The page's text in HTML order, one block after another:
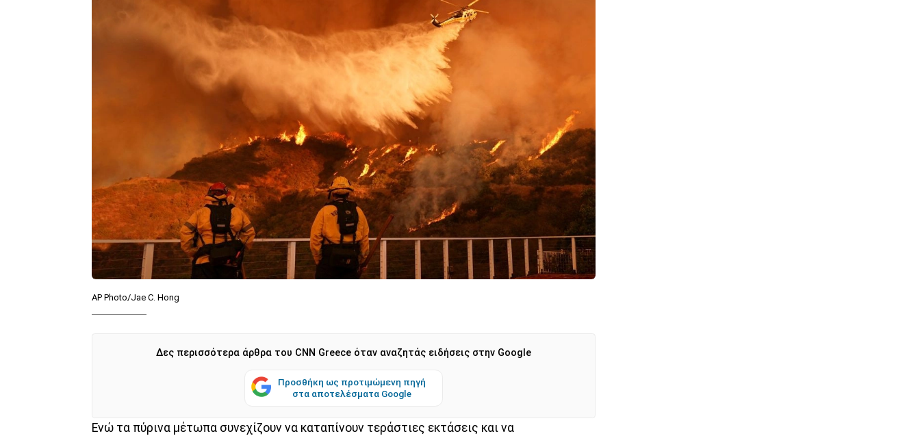
AP Photo/Jae C. Hong
Δες περισσότερα άρθρα του CNN Greece όταν αναζητάς ειδήσεις στην Google
Προσθήκη ως προτιμώμενη πηγή
στα αποτελέσματα Google
Ενώ τα πύρινα μέτωπα συνεχίζουν να καταπίνουν τεράστιες εκτάσεις και να